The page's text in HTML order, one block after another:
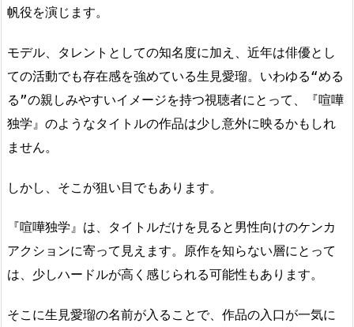
帆役を演じます。
モデル、タレントとしての知名度に加え、近年は俳優とし
ての活動でも存在感を強めている生見愛瑠。いわゆる“める
る”の親しみやすいイメージを持つ視聴者にとって、『喧嘩
独学』のようなタイトルの作品は少し意外に映るかもしれ
ません。
しかし、そこが狙い目でもあります。
『喧嘩独学』は、タイトルだけを見ると男性向けのケンカ
アクションに寄って見えます。原作を知らない層にとって
は、少しハードルが高く感じられる可能性もあります。
そこに生見愛瑠の名前が入ることで、作品の入口が一気に